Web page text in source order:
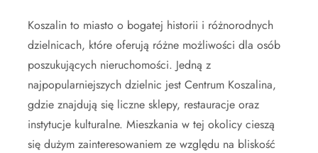
Koszalin to miasto o bogatej historii i różnorodnych
dzielnicach, które oferują różne możliwości dla osób
poszukujących nieruchomości. Jedną z
najpopularniejszych dzielnic jest Centrum Koszalina,
gdzie znajdują się liczne sklepy, restauracje oraz
instytucje kulturalne. Mieszkania w tej okolicy cieszą
się dużym zainteresowaniem ze względu na bliskość